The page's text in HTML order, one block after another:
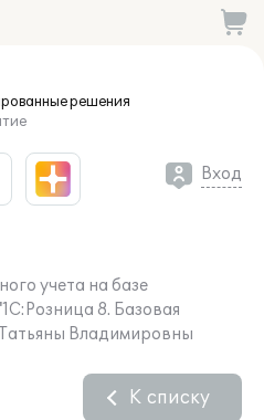
решения
Вход
учета на базе
8. Базовая
Владимировны
К списку